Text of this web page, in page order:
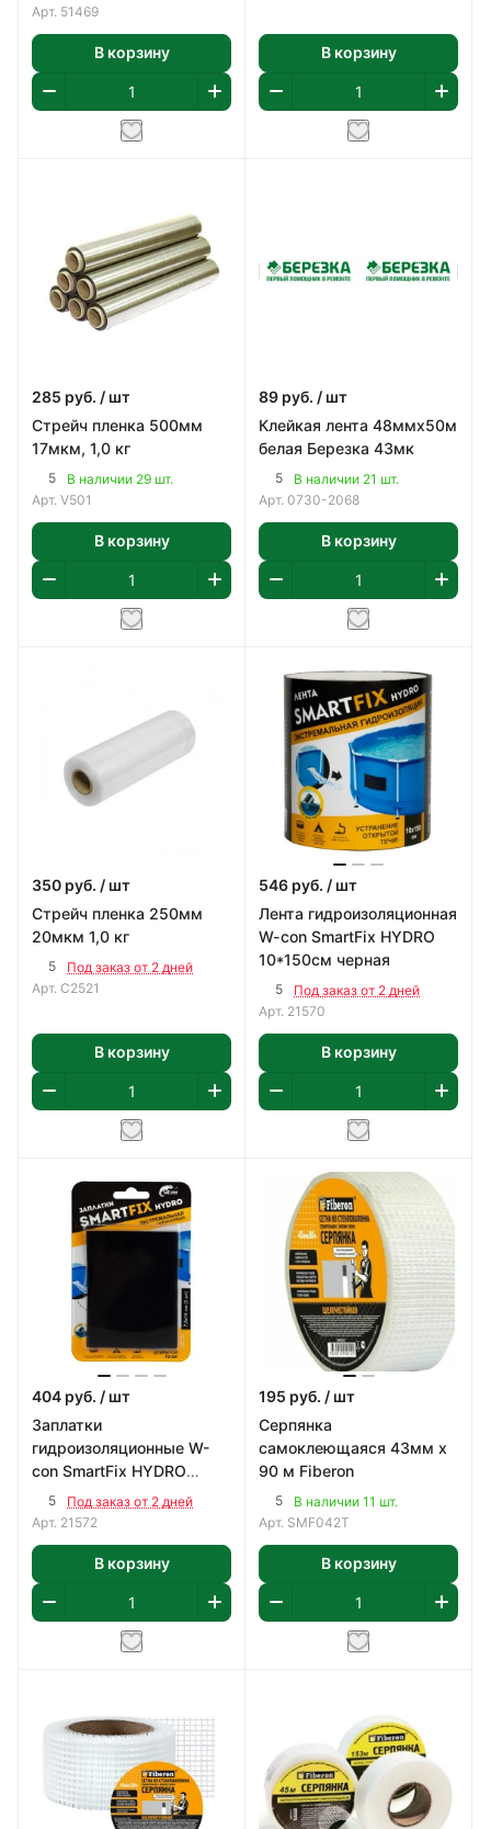
Арт. 51469
В корзину В корзину
285 руб. / шт
Стрейч пленка 500мм
17мкм, 1,0 кг
5
В наличии 29 шт.
Арт. V501
В корзину
89 руб. / шт
Клейкая лента 48ммх50м
белая Березка 43мк
5
В наличии 21 шт.
Арт. 0730-2068
В корзину
350 руб. / шт
Стрейч пленка 250мм
20мкм 1,0 кг
5
Под заказ от 2 дней
Арт. C2521
В корзину
546 руб. / шт
Лента гидроизоляционная
W-con SmartFix HYDRO
10*150см черная
5
Под заказ от 2 дней
Арт. 21570
В корзину
404 руб. / шт
Заплатки
гидроизоляционные W-
con SmartFix HYDRO
7,5*10см
5
Под заказ от 2 дней
Арт. 21572
В корзину
195 руб. / шт
Серпянка
самоклеющаяся 43мм х
90 м Fiberon
5
В наличии 11 шт.
Арт. SMF042T
В корзину